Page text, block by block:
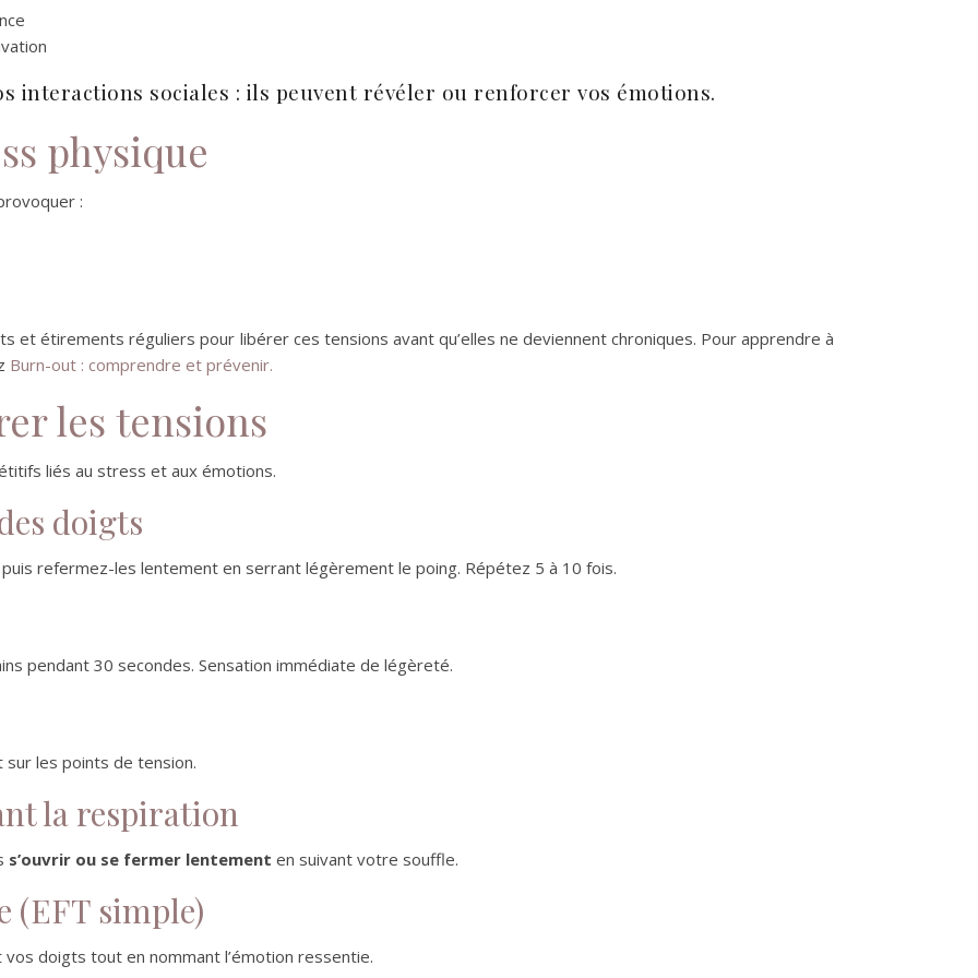
interactions sociales : ils peuvent révéler ou renforcer vos émotions.
physique
:
et étirements réguliers pour libérer ces tensions avant qu’elles ne deviennent chroniques. Pour apprendre à
Burn-out : comprendre et prévenir.
les tensions
liés au stress et aux émotions.
doigts
refermez-les lentement en serrant légèrement le poing. Répétez 5 à 10 fois.
pendant 30 secondes. Sensation immédiate de légèreté.
sur les points de tension.
la respiration
s’ouvrir ou se fermer lentement en suivant votre souffle.
(EFT simple)
doigts tout en nommant l’émotion ressentie.